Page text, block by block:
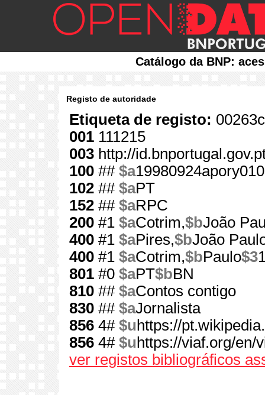
Catálogo da BNP:
Registo de autoridade
Etiqueta de registo:
001 111215
003 http://
100 ## $a
102 ## $aPT
152 ## $aRPC
200 #1 $aCotrim,$bJoão
400 #1 $aPires,$bJoão
400 #1 $aCotrim,$bPaulo$3
801 #0 $aPT$bBN
810 ## $aContos contigo
830 ## $aJornalista
856 4# $u https://
856 4# $u https://viaf.org/en/
ver registos bibliográficos